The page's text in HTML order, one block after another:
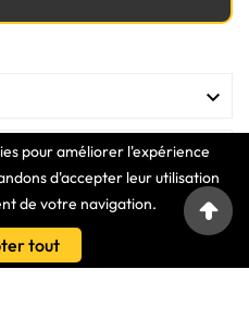
pour améliorer l'expérience
d'accepter leur utilisation
de votre navigation.
tout



